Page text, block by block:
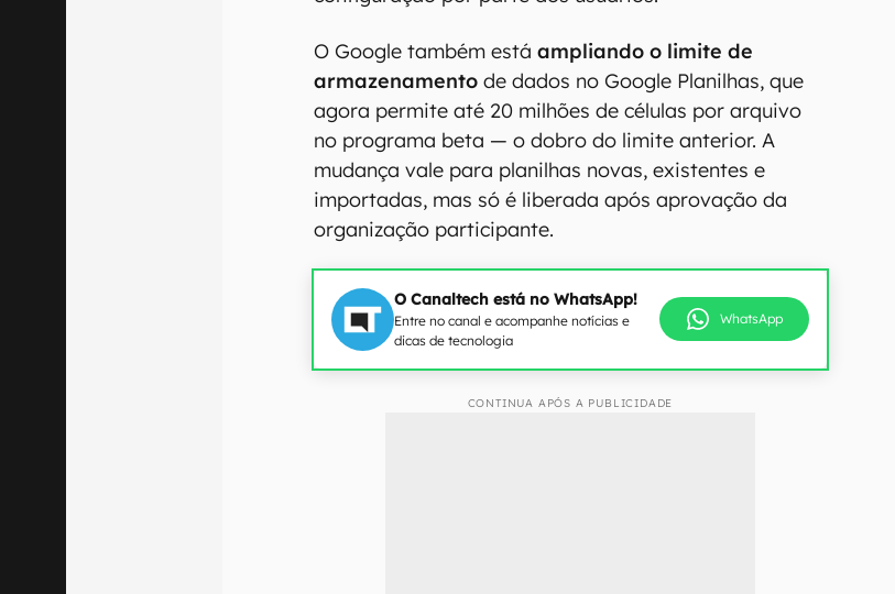
O Google também estáampliando o limite de
armazenamento de dados no Google Planilhas, que
agora permite até 20 milhões de células por arquivo
no programa beta — o dobro do limite anterior. A
mudança vale para planilhas novas, existentes e
importadas, mas só é liberada após aprovação da
organização participante.
O Canaltech está no WhatsApp!
Entre no canal e acompanhe notícias e
dicas de tecnologia
WhatsApp
CONTINUA APÓS A PUBLICIDADE